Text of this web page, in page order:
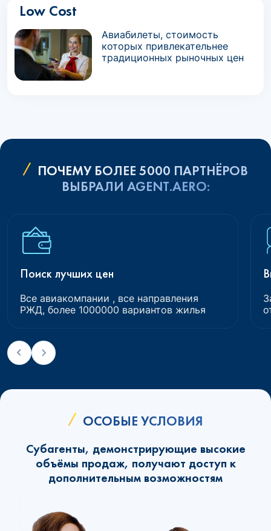
Low Cost
Авиабилеты, стоимость
которых привлекательнее
традиционных рыночных цен
ПОЧЕМУ БОЛЕЕ 5000 ПАРТНЁРОВ
ВЫБРАЛИ AGENT.AERO:
Поиск лучших цен
Все авиакомпании , все направления
РЖД, более 1000000 вариантов жилья
ОСОБЫЕ УСЛОВИЯ
Субагенты, демонстрирующие высокие
объёмы продаж, получают доступ к
дополнительным возможностям